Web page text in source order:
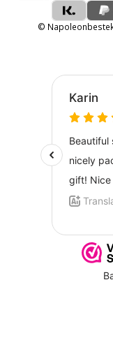
©